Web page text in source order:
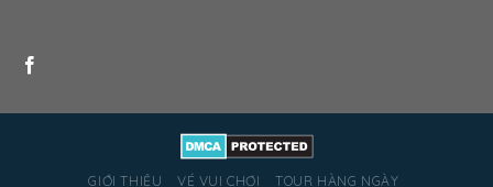
GIỚI THIỆU VÉ VUI CHƠI TOUR HÀNG NGÀY